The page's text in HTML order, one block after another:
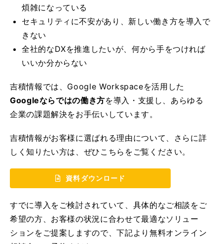
煩雑になっている
セキュリティに不安があり、新しい働き方を導入で
きない
全社的なDXを推進したいが、何から手をつければ
いいか分からない
吉積情報では、Google Workspaceを活用した
Googleならではの働き方を導入・支援し、あらゆる
企業の課題解決をお手伝いしています。
吉積情報がお客様に選ばれる理由について、さらに詳
しく知りたい方は、ぜひこちらをご覧ください。
資料ダウンロード
すでに導入をご検討されていて、具体的なご相談をご
希望の方、お客様の状況に合わせて最適なソリュー
ションをご提案しますので、下記より無料オンライン